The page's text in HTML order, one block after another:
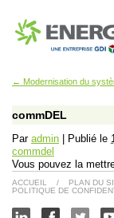
← Modernisation du
commDEL
Par admin Publié le
commdel
Vous pouvez la
ACCUEIL / PLAN DU
POLITIQUE DE